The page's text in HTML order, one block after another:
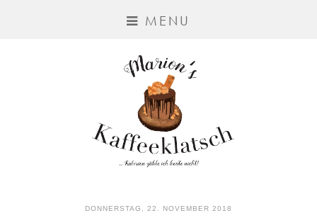
MENU
DONNERSTAG, 22. NOVEMBER 2018